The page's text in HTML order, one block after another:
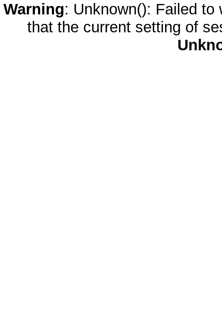
Warning: Unknown(): Failed
that the current setting of